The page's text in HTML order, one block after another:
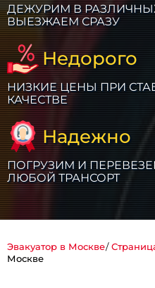
ДЕЖУРИМ В
ВЫЕЗЖАЕМ СРАЗУ
Недорого
НИЗКИЕ ЦЕНЫ ПРИ
КАЧЕСТВЕ
Надежно
ПОГРУЗИМ И
ЛЮБОЙ ТРАНСОРТ
Эвакуатор в Москве
Москве